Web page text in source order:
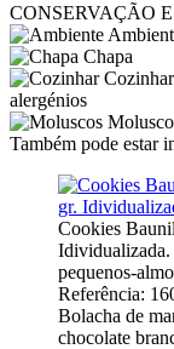
CONSERVAÇÃO
Chapa
Cozinhar
alergénios
Também pode estar
Cookies
Idividualizada.
pequenos-
Referência:
Bolacha de
chocolate